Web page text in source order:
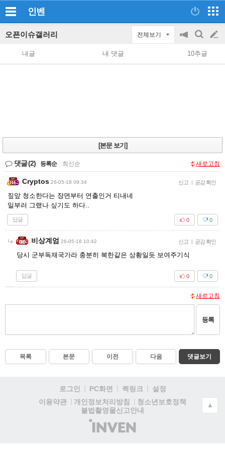
인벤
오픈이슈갤러리 전체보기
공
지
on/off
검
색
글
쓰
내글 내 댓글 10추글
[본문 보기]
댓글(2) 등록순 최신순 새로고침
Cryptos 26-05-18 09:34 신고 | 공감 확인
짚앞 청소한다는 장면부터 연출인거 티내네
일부러 그랬나 싶기도 하다..
답글 0
0
비상계엄 26-05-18 10:42 신고 | 공감 확인
당시 군부독재국가라 충분히 북한같은 상황일듯 보여주기식
답글 0
0
새로고침
등록
목록 본문 이전 다음 댓글보기
로그인 PC화면 퀵링크
설정
이용약관
개인정보처리방침
청소년보호정책
불법촬영물신고안내
(주)
인
▲